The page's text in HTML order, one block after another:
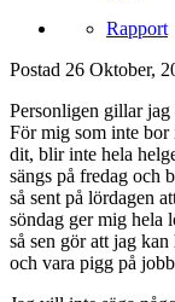
Rapport
Postad 26 Oktober,
Personligen gillar jag
För mig som inte
dit, blir inte hela
sängs på fredag och
så sent på lördagen
söndag ger mig hela
så sen gör att jag
och vara pigg på